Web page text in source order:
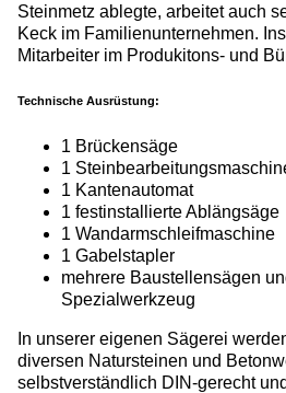
Steinmetz ablegte, arbeitet auch
Keck im Familienunternehmen.
Mitarbeiter im Produkitons- und
Technische Ausrüstung:
1 Brückensäge
1
1 Kantenautomat
1 festinstallierte Ablängsäge
1 Wandarmschleifmaschine
1 Gabelstapler
mehrere Baustellensägen
Spezialwerkzeug
In unserer eigenen Sägerei
diversen Natursteinen und
selbstverständlich DIN-gerecht